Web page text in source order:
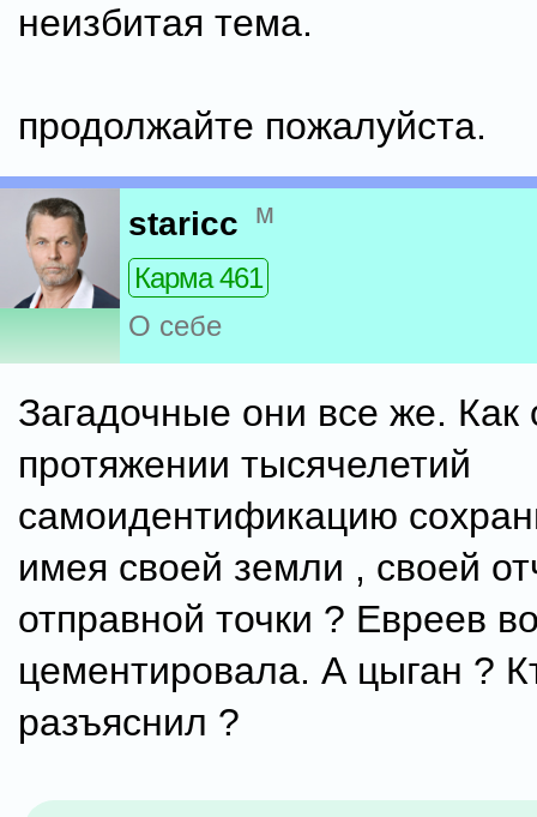
неизбитая тема.
продолжайте пожалуйста.
staricc м
Карма 461
О себе
Загадочные они все же. Как
протяжении тысячелетий
самоидентификацию
имея своей земли , своей
отправной точки ? Евреев
цементировала. А цыган ?
разъяснил ?